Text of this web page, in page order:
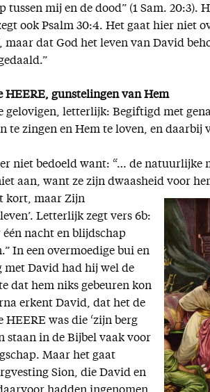
tussen mij en de dood” (1 Sam. 20:3).
ook Psalm 30:4. Het gaat hier niet
dat God het leven van David
HEERE, gunstelingen van Hem
gelovigen, letterlijk: Begiftigd met
te zingen en Hem te loven, en daarbij
niet bedoeld want: “… de natuurlijke
aan, want ze zijn dwaasheid voor
kort, maar Zijn
Letterlijk zegt vers 6b:
nacht en blijdschap
In een overmoedige bui en
met David had hij wel de
dat hem niks gebeuren kon
erkent David, dat het de
was die ‘zijn berg
staan in de Bijbel vaak voor
Maar het gaat
Sion, die David en